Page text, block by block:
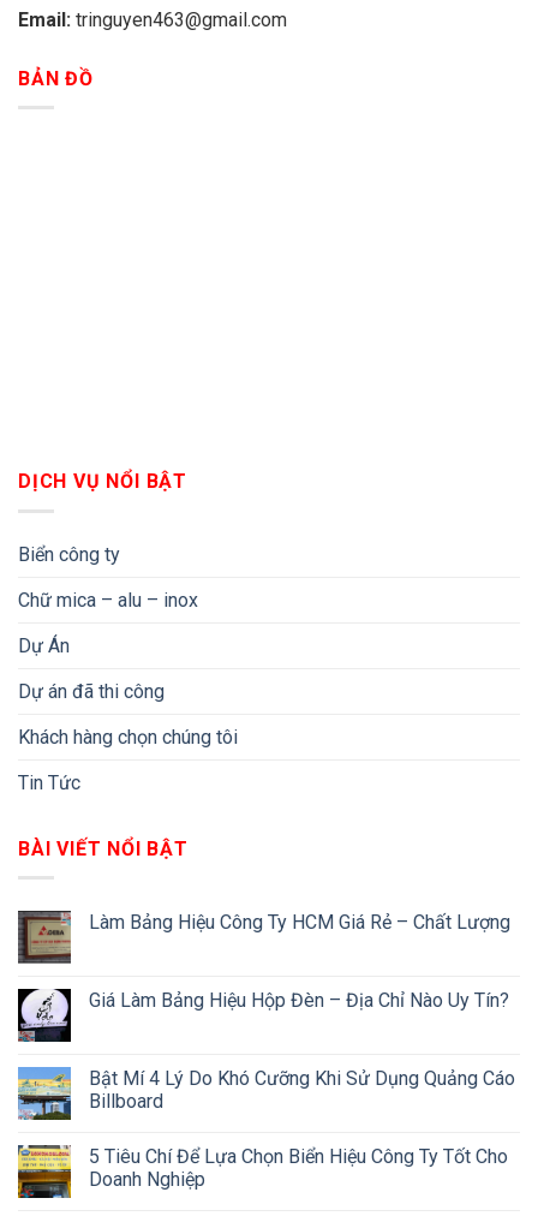
Email: tringuyen463@gmail.com
BẢN ĐỒ
DỊCH VỤ NỔI BẬT
Biển công ty
Chữ mica – alu – inox
Dự Án
Dự án đã thi công
Khách hàng chọn chúng tôi
Tin Tức
BÀI VIẾT NỔI BẬT
Làm Bảng Hiệu Công Ty HCM Giá Rẻ – Chất Lượng
Giá Làm Bảng Hiệu Hộp Đèn – Địa Chỉ Nào Uy Tín?
Bật Mí 4 Lý Do Khó Cưỡng Khi Sử Dụng Quảng Cáo
Billboard
5 Tiêu Chí Để Lựa Chọn Biển Hiệu Công Ty Tốt Cho
Doanh Nghiệp